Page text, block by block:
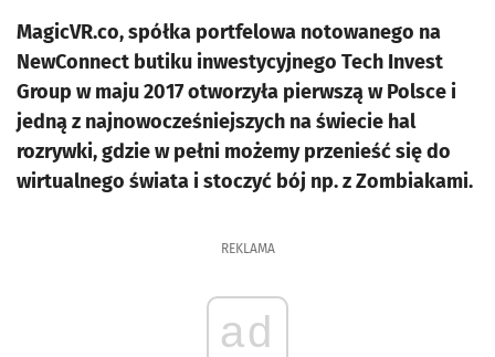
MagicVR.co, spółka portfelowa notowanego na
NewConnect butiku inwestycyjnego Tech Invest
Group w maju 2017 otworzyła pierwszą w Polsce i
jedną z najnowocześniejszych na świecie hal
rozrywki, gdzie w pełni możemy przenieść się do
wirtualnego świata i stoczyć bój np. z Zombiakami.
REKLAMA
ad